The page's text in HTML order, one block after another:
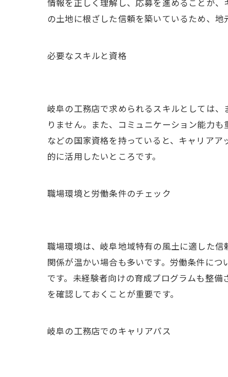
情報を正しく理解し、応募を進めることが
の土地に根ざした信頼を築いているため、地
必要なスキルと資格
岐阜の工務店で求められるスキルとしては
りません。また、コミュニケーション能力
などの国家資格を持っていると、キャリア
的に活用したいところです。
職場環境と労働条件のチェック
職場環境は、岐阜地域特有の風土に適した
関係が温かい場合も多いです。労働条件に
です。未経験者向けの育成プログラムも整
を確認しておくことが重要です。
岐阜の工務店でのキャリアパス